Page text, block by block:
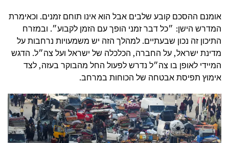
אומנם ההסכם קובע שלבים אבל הוא אינו תוחם זמנים. וכאימרת
המדרש הישן: ״כל דבר זמני הופך עם הזמן לקבוע״. ובמזרח
התיכון זה נכון שבעתיים. למהלך הזה יש משמעויות נרחבות על
מדינת ישראל, על החברה, הכלכלה של ישראל ועל צה״ל. הדגש
המיידי לאופן בו צה״ל נדרש לפעול החל מהבוקר בעזה, לצד
אימוץ תפיסת אבטחה של הכוחות במרחב.